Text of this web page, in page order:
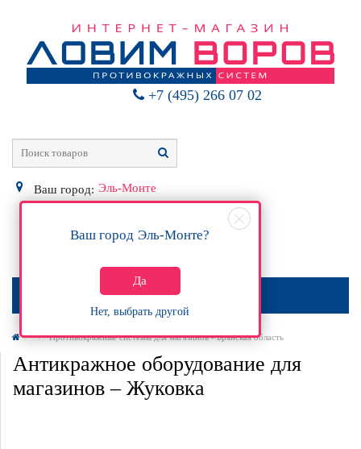
+7 (495) 266 07 02
Ваш город: Эль-Монте
Ваш город Эль-Монте?
Да
Нет, выбрать другой
0Р
МЕНЮ
Противокражные системы для магазинов - Брянская область
Антикражное оборудование для
магазинов – Жуковка